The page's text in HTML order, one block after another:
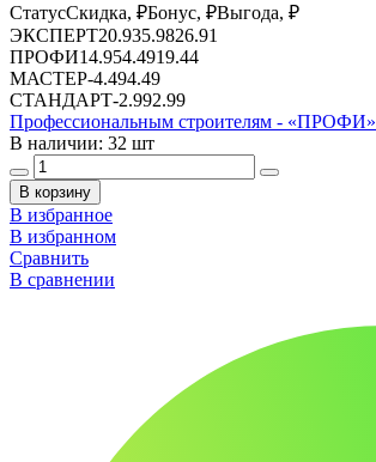
СтатусСкидка, ₽Бонус, ₽Выгода, ₽
ЭКСПЕРТ20.935.9826.91
ПРОФИ14.954.4919.44
МАСТЕР-4.494.49
СТАНДАРТ-2.992.99
Профессиональным строителям - «ПРОФИ»
В наличии: 32 шт
В корзину
В избранное
В избранном
Сравнить
В сравнении